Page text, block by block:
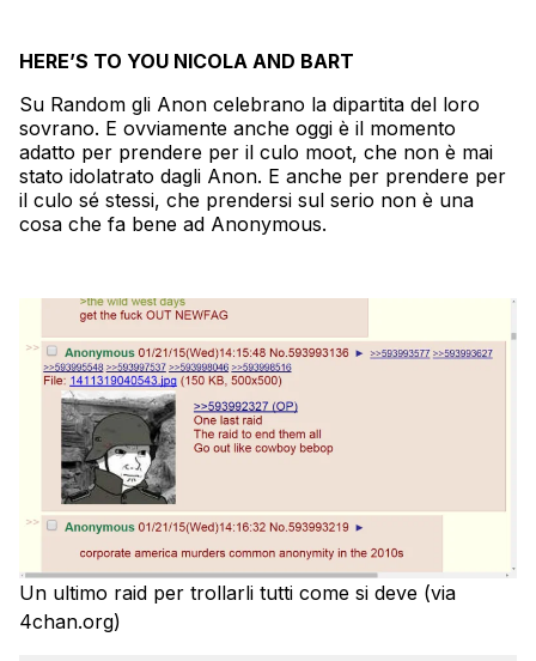
HERE’S TO YOU NICOLA AND BART
Su Random gli Anon celebrano la dipartita del loro
sovrano. E ovviamente anche oggi è il momento
adatto per prendere per il culo moot, che non è mai
stato idolatrato dagli Anon. E anche per prendere per
il culo sé stessi, che prendersi sul serio non è una
cosa che fa bene ad Anonymous.
Un ultimo raid per trollarli tutti come si deve (via
4chan.org)